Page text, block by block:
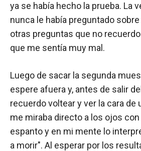
ya se había hecho la prueba. La
nunca le había preguntado
otras preguntas que no
que me sentía muy mal.
Luego de sacar la segunda
espere afuera y, antes de salir
recuerdo voltear y ver la cara de
me miraba directo a los ojos
espanto y en mi mente lo
a morir". Al esperar por los